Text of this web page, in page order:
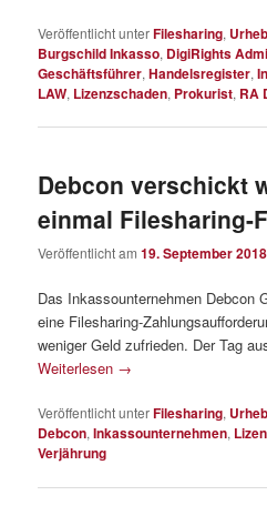
Veröffentlicht unterFilesharing,
Burgschild Inkasso, DigiRights
Geschäftsführer,Handelsregister,
LAW, Lizenzschaden, Prokurist, RA
Debcon verschickt
einmal Filesharing-
Veröffentlicht am19. September 2018
Das Inkassounternehmen Debcon
eine Filesharing-
weniger Geld zufrieden. Der Tag
Weiterlesen →
Veröffentlicht unterFilesharing,
Debcon,Inkassounternehmen,
Verjährung